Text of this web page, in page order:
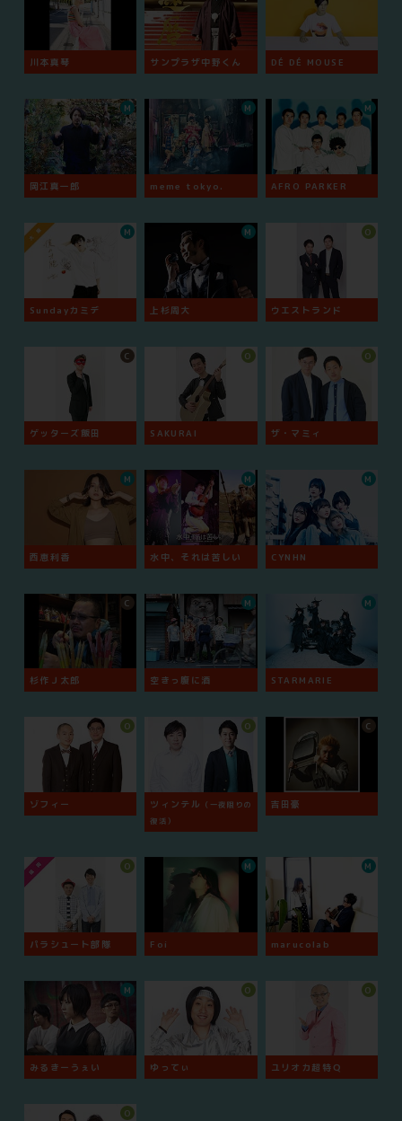
川本真琴 サンプラザ中野くん DÉ DÉ MOUSE
岡江真一郎
M
meme tokyo.
M
AFRO PARKER
M
Sundayカミデ
M
上杉周大
M
ウエストランド
O
ゲッターズ飯田
C
SAKURAI
O
ザ・マミィ
O
西恵利香
M
水中、それは苦しい
M
CYNHN
M
杉作Ｊ太郎
C
空きっ腹に酒
M
STARMARIE
M
ゾフィー
O
ツィンテル （一夜限りの
復活）
O
吉田豪
C
パラシュート部隊
O
Foi
M
marucolab
M
みるきーうぇい
M
ゆってぃ
O
ユリオカ超特Ｑ
O
O